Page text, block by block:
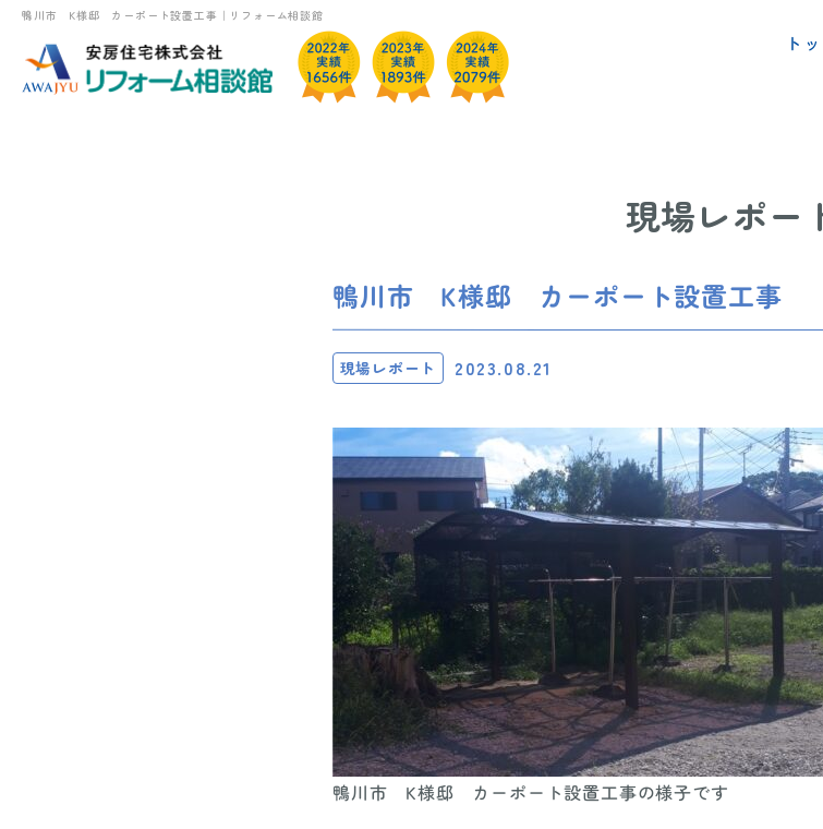
鴨川市 K様邸 カーポート設置工事｜リフォーム相談館
ト
現場レポー
鴨川市 K様邸 カーポート設置工事
現場レポート 2023.08.21
鴨川市 K様邸 カーポート設置工事の様子です